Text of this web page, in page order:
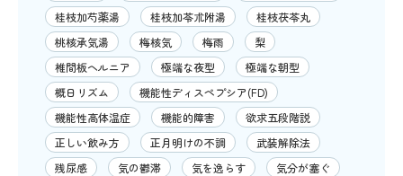
桂枝加芍薬湯
桂枝加苓朮附湯
桂枝茯苓丸
桃核承気湯
梅核気 梅雨
梨
椎間板ヘルニア
極端な夜型
極端な朝型
概日リズム
機能性ディスペプシア(FD)
機能性高体温症
機能的障害
欲求五段階説
正しい飲み方
正月明けの不調
武装解除法
残尿感
気の鬱滞 気を逸らす
気分が塞ぐ